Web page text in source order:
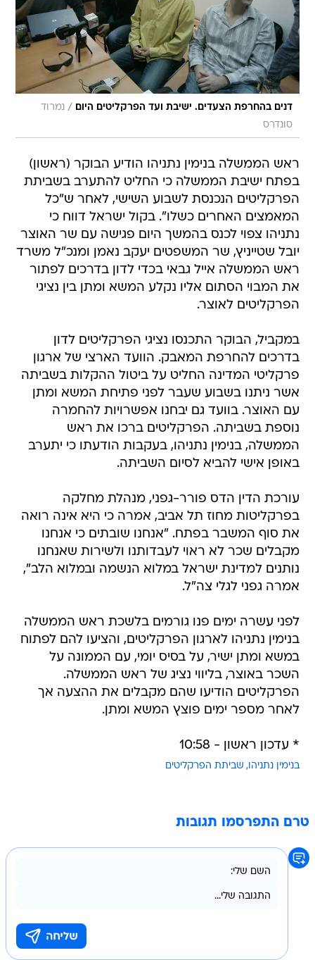
דנים בהחרפת הצעדים. ישיבת ועד הפרקליטים היום / נמרוד
סונדרס
ראש הממשלה בנימין נתניהו הודיע הבוקר (ראשון)
הפרקליטים הנכנסת לשבוע השישי, לאחר ש"כל
המאמצים האחרים כשלו". בקול ישראל דווח כי
נתניהו צפוי לכנס בהמשך היום פגישה עם שר האוצר
יובל שטייניץ, שר המשפטים יעקב נאמן ומנכ"ל משרד
ראש הממשלה אייל גבאי בכדי לדון בדרכים לפתור
את המבוי הסתום אליו נקלע המשא ומתן בין נציגי
הפרקליטים לאוצר.
במקביל, הבוקר התכנסו נציגי הפרקליטים לדון
פרקליטי המדינה החליט על ביטול ההקלות בשביתה
אשר ניתנו בשבוע שעבר לפני פתיחת המשא ומתן
עם האוצר. בוועד גם יבחנו אפשרויות להחמרה
נוספת בשביתה. הפרקליטים ברכו את ראש
הממשלה, בנימין נתניהו, בעקבות הודעתו כי יתערב
באופן אישי להביא לסיום השביתה.
עורכת הדין הדס פורר-גפני, מנהלת מחלקה
את סוף המשבר בפתח. "אנחנו שובתים כי אנחנו
מקבלים שכר לא ראוי לעבדותנו ולשירות שאנחנו
נותנים למדינת ישראל במלוא הנשמה ובמלוא הלב",
אמרה גפני לגלי צה"ל.
לפני עשרה ימים פנו גורמים בלשכת ראש הממשלה
במשא ומתן ישיר, על בסיס יומי, עם הממונה על
השכר באוצר, בליווי נציג של ראש הממשלה.
הפרקליטים הודיעו שהם מקבלים את ההצעה אך
לאחר מספר ימים פוצץ המשא ומתן.
* עדכון ראשון - 10:58
בשליחת התגובה אני מסכים לתנאי השימוש